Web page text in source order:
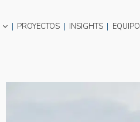
| PROYECTOS | INSIGHTS | EQUIPO